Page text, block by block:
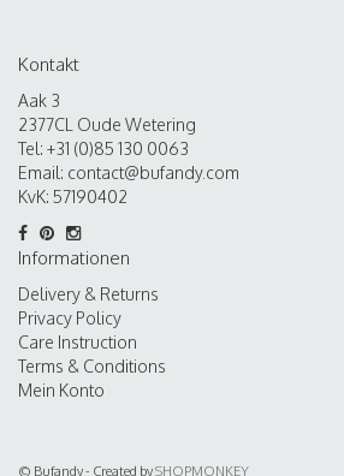
Kontakt
Aak 3
2377CL Oude Wetering
Tel: +31 (0)85 130 0063
Email: contact@bufandy.com
KvK: 57190402
Informationen
Delivery & Returns
Privacy Policy
Care Instruction
Terms & Conditions
Mein Konto
© Bufandy - Created bySHOPMONKEY